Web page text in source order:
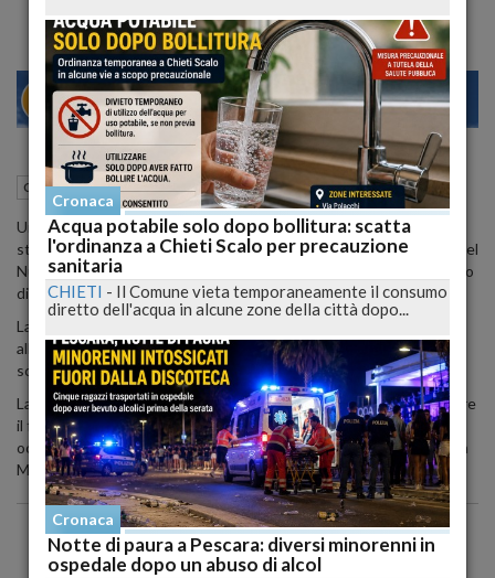
MILANO 22 27
Cronaca Pescara (PE) 03 Ottobre 2012 13:21
Una 17enne di Lanciano (Chieti), che si era allontanata da casa, e'
stata rintracciata ieri sera a Montesilvano (Pescara). I carabinieri del
Nucleo operativo e radiomobile l'hanno trovata a casa di un ragazzo
di 27 anni, il suo fidanzato.
La madre della giovane, preoccupata, si era rivolta ieri mattina
all'alba al commissariato della Polizia di Lanciano per denunciare la
scomparsa, facendo scattare le ricerche.
La giovane ha spiegato di essersi allontanata perche' voleva vedere
il fidanzato, pur sapendo che la loro relazione non e' vista di buon
occhio dai genitori. In serata la madre l'ha recuperata in caserma, a
Montesilvano.
Cronaca
Acqua potabile solo dopo bollitura: scatta
l'ordinanza a Chieti Scalo per precauzione
sanitaria
CHIETI - Il Comune vieta temporaneamente il consumo
diretto dell'acqua in alcune zone della città dopo...
Cronaca
Notte di paura a Pescara: diversi minorenni in
ospedale dopo un abuso di alcol